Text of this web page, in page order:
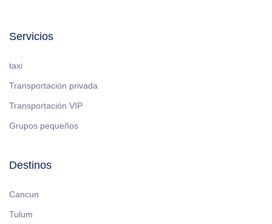
Servicios
taxi
Transportación privada
Transportación VIP
Grupos pequeños
Destinos
Cancun
Tulum